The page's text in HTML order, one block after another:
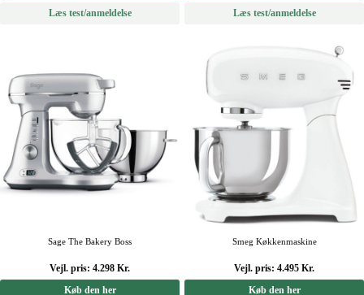
Læs test/anmeldelse Læs test/anmeldelse
Sage The Bakery Boss
Vejl. pris: 4.298 Kr.
Køb den her
Smeg Køkkenmaskine
Vejl. pris: 4.495 Kr.
Køb den her